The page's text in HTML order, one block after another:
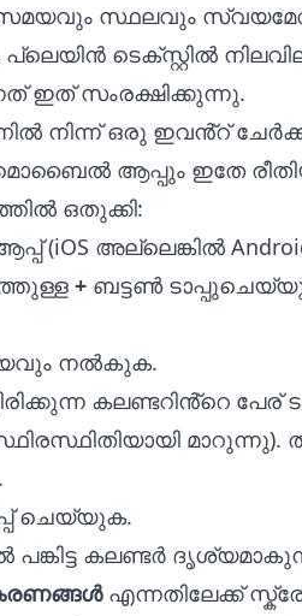
സമയവും സ്ഥലവും സ്വയമേവ
ടെക്സ്റ്റിൽ
ഇത് സംരക്ഷിക്കുന്നു.
നിന്ന് ഒരു ഇവൻ്റ്
മൊബൈൽ ആപ്പും ഇതേ
ഒതുക്കി:
(iOS അല്ലെങ്കിൽ
+ ബട്ടൺ
നൽകുക.
കലണ്ടറിൻ്റെ
മാറുന്നു).
ചെയ്യുക.
പങ്കിട്ട കലണ്ടർ
എന്നതിലേക്ക്